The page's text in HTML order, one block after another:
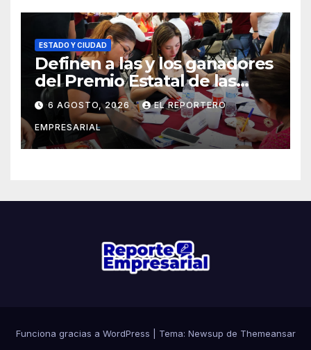
ESTADO Y CIUDAD
Definen a las y los ganadores
del Premio Estatal de las
Juventudes 2026
6 AGOSTO, 2026 EL REPORTERO
EMPRESARIAL
Funciona gracias a WordPress Tema: Newsup de Themeansar